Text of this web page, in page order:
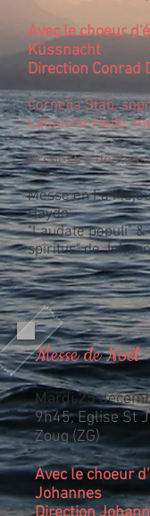
Avec le choeur
Küssnacht
Direction Conrad
Cornelia Stäb,
Latouche-Hallé,
Orchestre de
Messe en Fa
Haydn
"Laudate populi" &
spiritus" de
Messe de Noël
Mardi 25
9h45, Eglise St
Zoug (ZG)
Avec le choeur
Johannes